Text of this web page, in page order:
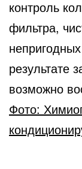
контроль
фильтра,
результате
возможно
Фото: